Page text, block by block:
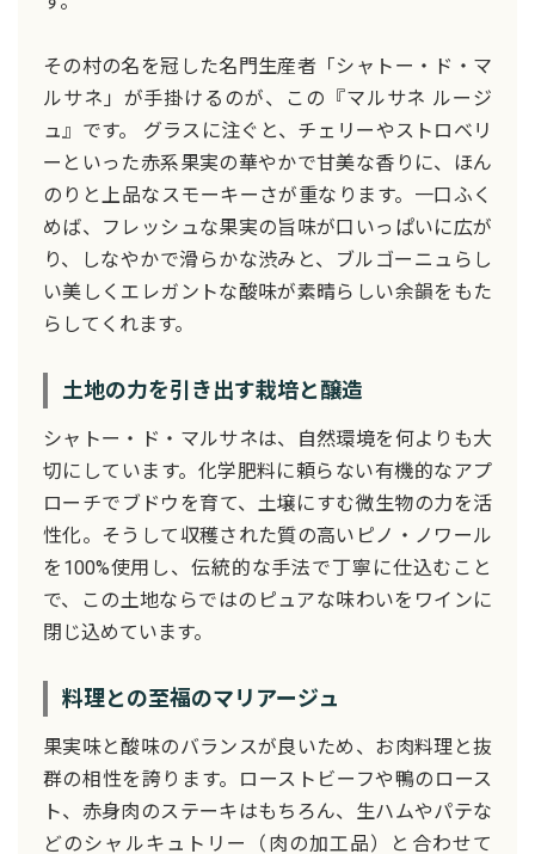
その村の名を冠した名門生産者「シャトー・ド・マ
ルサネ」が手掛けるのが、この『マルサネ ルージ
ュ』です。 グラスに注ぐと、チェリーやストロベリ
ーといった赤系果実の華やかで甘美な香りに、ほん
のりと上品なスモーキーさが重なります。一口ふく
めば、フレッシュな果実の旨味が口いっぱいに広が
り、しなやかで滑らかな渋みと、ブルゴーニュらし
い美しくエレガントな酸味が素晴らしい余韻をもた
らしてくれます。
土地の力を引き出す栽培と醸造
シャトー・ド・マルサネは、自然環境を何よりも大
切にしています。化学肥料に頼らない有機的なアプ
ローチでブドウを育て、土壌にすむ微生物の力を活
性化。そうして収穫された質の高いピノ・ノワール
を100%使用し、伝統的な手法で丁寧に仕込むこと
で、この土地ならではのピュアな味わいをワインに
閉じ込めています。
料理との至福のマリアージュ
果実味と酸味のバランスが良いため、お肉料理と抜
群の相性を誇ります。ローストビーフや鴨のロース
ト、赤身肉のステーキはもちろん、生ハムやパテな
どのシャルキュトリー（肉の加工品）と合わせて